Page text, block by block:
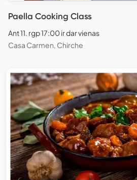
Paella Cooking Class
Ant 11. rgp 17:00 ir dar vienas
Casa Carmen, Chirche